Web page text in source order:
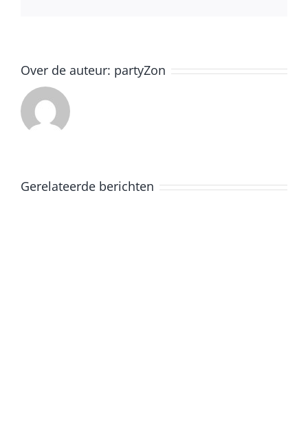
Over de auteur: partyZon
Gerelateerde berichten